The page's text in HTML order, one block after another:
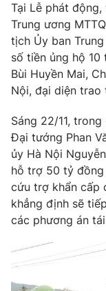
Cơ quan chủ quản:
Cơ quan báo chí:
Giấy phép hoạt
cấp ngày 29/12/
Tổng Biên tập: Vũ
Phó Tổng Biên tập:
Nguyễn Trọng Ninh
Tổng đài VTV:
Ðiện thoại Thời báo
Email:
Liên hệ quảng cáo:
Tại Lễ phát
Trung ương
tịch Ủy ban
số tiền ủng hộ
Bùi Huyền Mai,
Nội, đại diện trao
Sáng 22/11,
Đại tướng Phan
ủy Hà Nội
hỗ trợ 50 tỷ đồng
cứu trợ khẩn cấp
khẳng định sẽ
các phương án